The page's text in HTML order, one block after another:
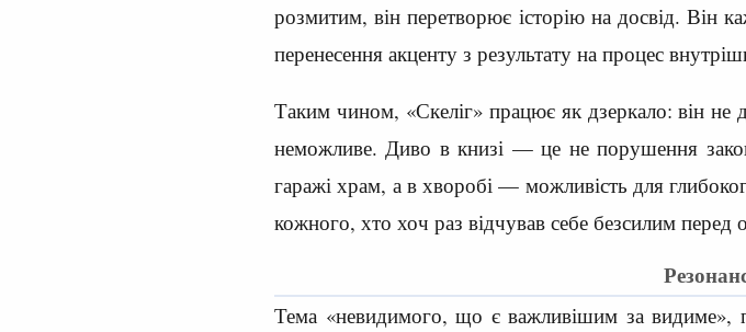
розмитим, він перетворює історію на досвід. Він
перенесення акценту з результату на процес
Таким чином, «Скеліг» працює як дзеркало: він не
неможливе. Диво в книзі — це не порушення
гаражі храм, а в хворобі — можливість для
кожного, хто хоч раз відчував себе безсилим перед
Тема «невидимого, що є важливішим за видиме»,